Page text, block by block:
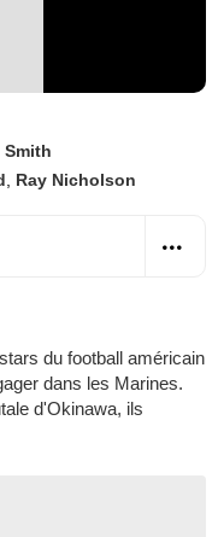
Smith
Ray Nicholson
du football américain
dans les Marines.
d'Okinawa, ils